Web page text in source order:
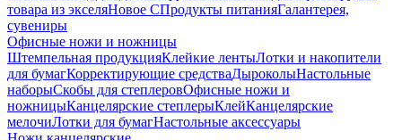
товара из экселяНовое СПродукты питанияГалантерея,
сувениры
Офисные ножи и ножницы
Штемпельная продукцияКлейкие лентыЛотки и накопители
для бумагКорректирующие средстваДыроколыНастольные
наборыСкобы для степлеровОфисные ножи и
ножницыКанцелярские степлерыКлейКанцелярские
мелочиЛотки для бумагНастольные аксессуары